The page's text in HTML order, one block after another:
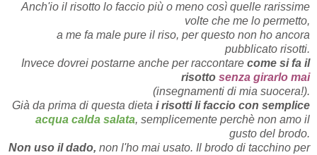
Anch'io il risotto lo faccio più o meno così quelle rarissime
volte che me lo permetto,
a me fa male pure il riso, per questo non ho ancora
pubblicato risotti.
Invece dovrei postarne anche per raccontare come si fa il
risotto senza girarlo mai
(insegnamenti di mia suocera!).
Già da prima di questa dieta i risotti li faccio con semplice
acqua calda salata, semplicemente perchè non amo il
gusto del brodo.
Non uso il dado, non l'ho mai usato. Il brodo di tacchino per